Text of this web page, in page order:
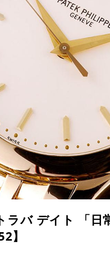
バ デイト 「日
】